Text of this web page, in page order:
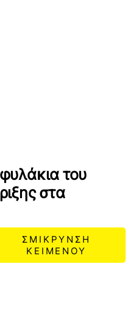
του
στα
ΣΜΙΚΡΥΝΣΗ
ΚΕΙΜΕΝΟΥ